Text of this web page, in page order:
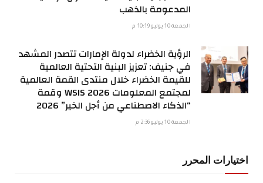
المدعومة بالذهب
الجمعة 10 يوليو 10:19 م
الرؤية الخضراء لدولة الإمارات تتصدر المشهد
في جنيف: تعزيز البنية التحتية العالمية
للقيمة الخضراء خلال منتدى القمة العالمية
لمجتمع المعلومات WSIS 2026 وقمة
“الذكاء الاصطناعي من أجل الخير” 2026
الجمعة 10 يوليو 2:36 م
اختيارات المحرر